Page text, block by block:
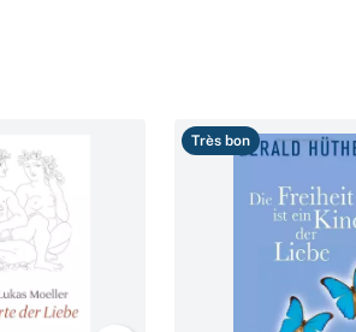
Très bon